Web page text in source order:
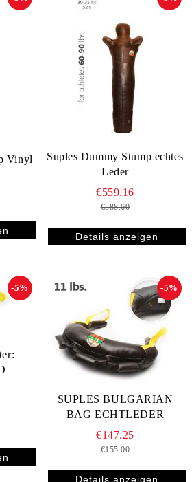
Vinyl
Suples Dummy Stump echtes
Leder
€559.16
€588.60
Details anzeigen
-5%
SUPLES BULGARIAN
BAG ECHTLEDER
-5%
€147.25
€155.00
Details anzeigen